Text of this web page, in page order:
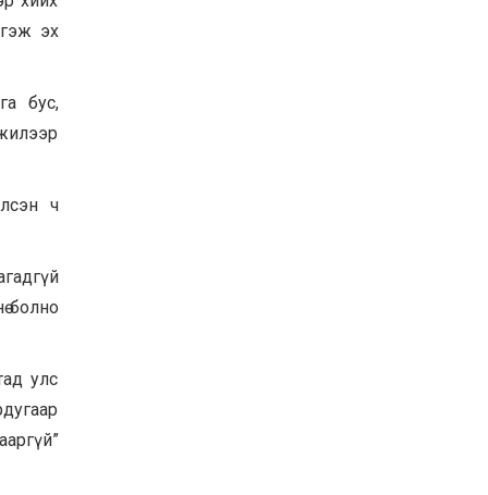
эх
бус,
ч
болно
улс